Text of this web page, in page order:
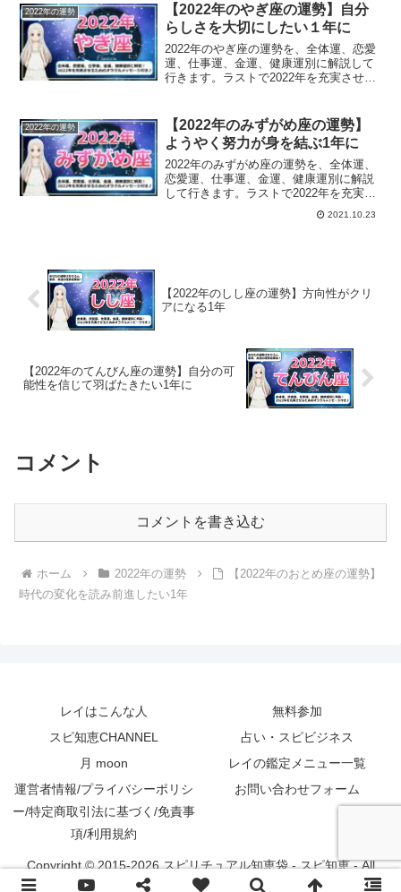
2022年の運勢
【2022年のやぎ座の運勢】自分
らしさを大切にしたい１年に
2022年のやぎ座の運勢を、全体運、恋愛
運、仕事運、金運、健康運別に解説して
行きます。ラストで2022年を充実させる
2022年の運勢
【2022年のみずがめ座の運勢】
ようやく努力が身を結ぶ1年に
2022年のみずがめ座の運勢を、全体運、
恋愛運、仕事運、金運、健康運別に解説
して行きます。ラストで2022年を充実さ
せるためのオラクルメッセージも載せて
います。水瓶座のあなたの2022年の運勢
2021.10.23
【2022年のしし座の運勢】方向性がクリ
アになる1年
【2022年のてんびん座の運勢】自分の可
能性を信じて羽ばたきたい1年に
コメント
コメントを書き込む
ホーム 2022年の運勢
【2022年のおとめ座の運勢】
時代の変化を読み前進したい1年
レイはこんな人
無料参加
スピ知恵CHANNEL
占い・スピビジネス
月 moon
レイの鑑定メニュー一覧
運営者情報/プライバシーポリシ
ー/特定商取引法に基づく/免責事
項/利用規約
お問い合わせフォーム
Copyright © 2015-2026 スピリチュアル知恵袋 - スピ知恵 - All
Rights Reserved.